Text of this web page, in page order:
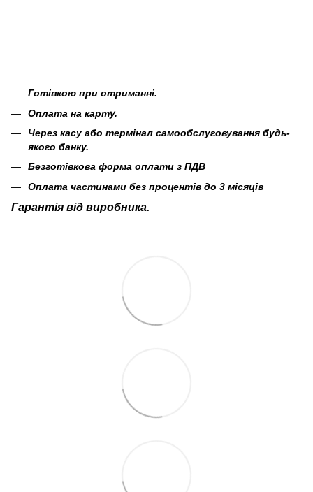
Готівкою при отриманні.
Оплата на карту.
Через касу або термінал самообслуговування будь-
якого банку.
Безготівкова форма оплати з ПДВ
Оплата частинами без процентів до 3 місяців
Гарантія від виробника.